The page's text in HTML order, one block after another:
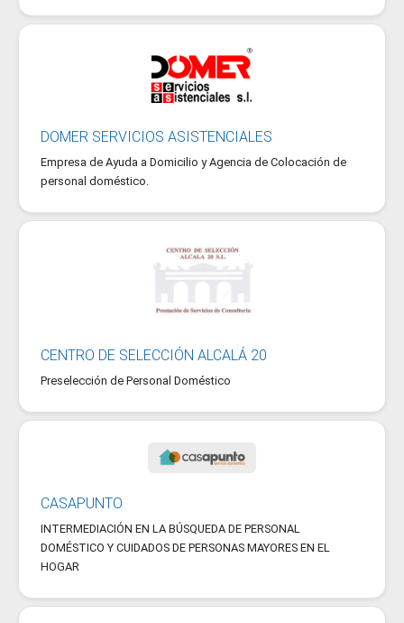
DOMER SERVICIOS ASISTENCIALES
Empresa de Ayuda a Domicilio y Agencia de Colocación de
personal doméstico.
CENTRO DE SELECCIÓN ALCALÁ 20
Preselección de Personal Doméstico
CASAPUNTO
INTERMEDIACIÓN EN LA BÚSQUEDA DE PERSONAL
DOMÉSTICO Y CUIDADOS DE PERSONAS MAYORES EN EL
HOGAR